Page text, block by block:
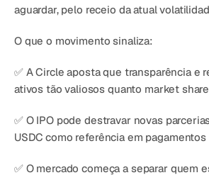
aguardar, pelo receio da atual
O que o movimento sinaliza:
✅ A Circle aposta que transparência e
ativos tão valiosos quanto market share
✅ O IPO pode destravar novas
USDC como referência em
✅ O mercado começa a separar quem